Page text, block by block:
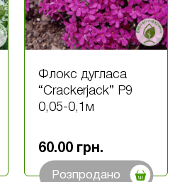
Флокс дугласа
“Crackerjack” Р9
0,05-0,1м
60.00 грн.
Розпродано